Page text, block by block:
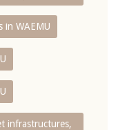
in WAEMU
infrastructures,